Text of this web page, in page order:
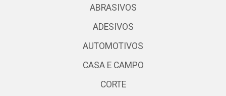
ABRASIVOS
ADESIVOS
AUTOMOTIVOS
CASA E CAMPO
CORTE